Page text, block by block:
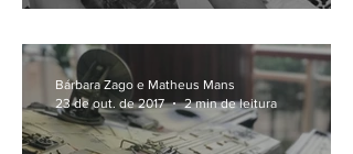
Bárbara Zago e Matheus Mans
23 de out. de 2017
2 min de leitura